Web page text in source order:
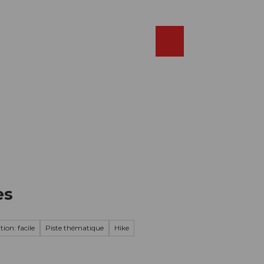
facile Piste thématique Hike